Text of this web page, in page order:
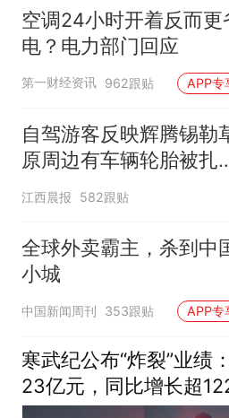
空调24小时开着反而更
电？电力部门回应
第一财经资讯 962跟贴 APP专
自驾游客反映辉腾锡勒
原周边有车辆轮胎被扎
修理店铺换胎价格高达千
江西晨报 582跟贴
全球外卖霸主，杀到中
小城
中国新闻周刊 353跟贴 APP专
寒武纪公布“炸裂”业绩
23亿元，同比增长超